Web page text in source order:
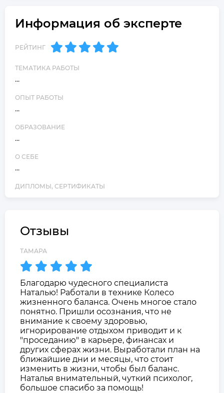
Информация об эксперте
РЕЙТИНГ
ТЕМАТИКА РАБОТЫ
...
ОПЫТ РАБОТЫ
...
ОБРАЗОВАНИЕ
...
О СЕБЕ
...
ДИПЛОМЫ, СЕРТИФИКАТЫ
Отзывы
ТАМАРА
Благодарю чудесного специалиста
Наталью! Работали в технике Колесо
жизненного баланса. Очень многое стало
понятно. Пришли осознания, что не
внимание к своему здоровью,
игнорирование отдыхом приводит и к
"проседанию" в карьере, финансах и
других сферах жизни. Выработали план на
ближайшие дни и месяцы, что стоит
изменить в жизни, чтобы был баланс.
Наталья внимательный, чуткий психолог,
большое спасибо за помощь!